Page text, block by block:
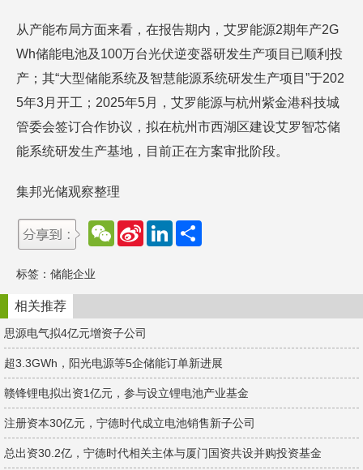
从产能布局方面来看，在报告期内，艾罗能源2期年产2G
Wh储能电池及100万台光伏逆变器研发生产项目已顺利投
产；其“大型储能系统及智慧能源系统研发生产项目”于202
5年3月开工；2025年5月，艾罗能源与杭州紫金港科技城
管委会签订合作协议，拟在杭州市西湖区建设艾罗智芯储
能系统研发生产基地，目前正在方案审批阶段。
集邦光储观察整理
W
e
t
S
e
b
o
L
d
n
标签： 储能企业
相关推荐
思源电气拟4亿元增资子公司
超3.3GWh，阳光电源等5企储能订单新进展
赣锋锂电拟出资1亿元，参与设立锂电池产业基金
注册资本30亿元，宁德时代成立电池销售新子公司
总出资30.2亿，宁德时代相关主体与厦门国资共设并购投资基金